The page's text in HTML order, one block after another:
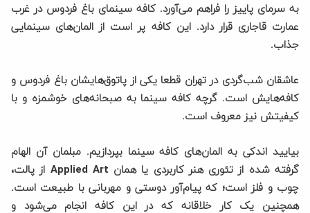
به سرمای پاییز را فراهم می‌آورد. کافه سینمای باغ فردوس در غرب
عمارت قاجاری قرار دارد. این کافه پر است از المان‌های سینمایی
جذاب.
عاشقان شب‌گردی در تهران قطعا یکی از پاتوق‌هایشان باغ فردوس و
کافه‌هایش است. گرچه کافه سینما به صبحانه‌های خوشمزه و با
کیفیتش نیز معروف است.
بیایید اندکی به المان‌های کافه سینما بپردازیم. مبلمان آن الهام
گرفته شده از تئوری هنر کاربردی یا همان Applied Art از پالت،
چوب و فلز است؛ که پیام‌آور دوستی و مهربانی با طبیعت است.
همچنین یک کار خلاقانه که در این کافه انجام می‌شود و